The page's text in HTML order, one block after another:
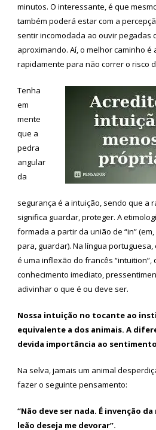
minutos. O interessante, é que
também poderá estar com a
sentir incomodada ao ouvir pegadas
aproximando. Aí, o melhor caminho é
rapidamente para não correr o risco
Tenha
em
mente
que a
pedra
angular
da
segurança é a intuição, sendo que a
significa guardar, proteger. A
formada a partir da união de “in”
para, guardar). Na língua
é uma inflexão do francês “intuition”,
conhecimento imediato,
adivinhar o que é ou deve ser.
Nossa intuição no tocante ao
equivalente a dos animais. A
devida importância ao
Na selva, jamais um animal
fazer o seguinte pensamento:
“Não deve ser nada. É invenção
leão deseja me devorar”.